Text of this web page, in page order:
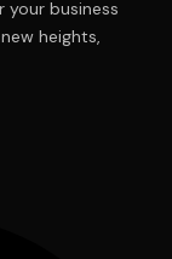
business
heights,